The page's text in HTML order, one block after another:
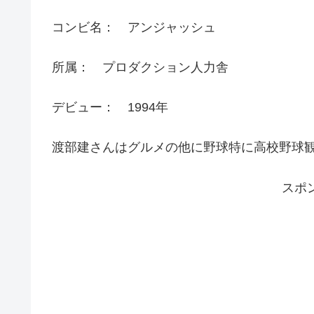
コンビ名： アンジャッシュ
所属： プロダクション人力舎
デビュー： 1994年
渡部建さんはグルメの他に野球特に高校野球
スポ